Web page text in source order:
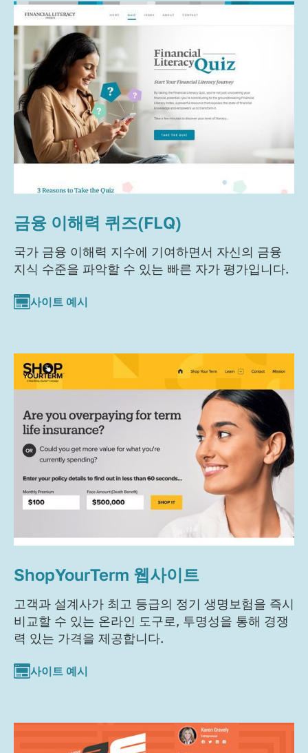
금융 이해력 퀴즈(FLQ)
국가 금융 이해력 지수에 기여하면서 자신의 금융
지식 수준을 파악할 수 있는 빠른 자가 평가입니다.
사이트 예시
ShopYourTerm 웹사이트
고객과 설계사가 최고 등급의 정기 생명보험을 즉시
비교할 수 있는 온라인 도구로, 투명성을 통해 경쟁
력 있는 가격을 제공합니다.
사이트 예시